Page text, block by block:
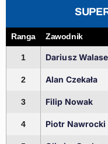
Ranga Zawodnik
1 Dariusz
2 Alan Czekała
3 Filip Nowak
4 Piotr Nawrocki